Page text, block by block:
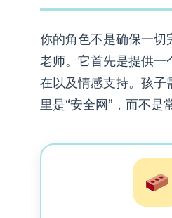
你的角色不是确保一切
老师。它首先是提供一
在以及情感支持。孩子
里是“安全网”，而不是